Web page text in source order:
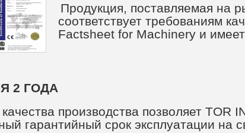
Продукция, поставляемая на
соответствует требованиям
Factsheet for Machinery и
2 ГОДА
производства позволяет TOR
гарантийный срок эксплуатации на